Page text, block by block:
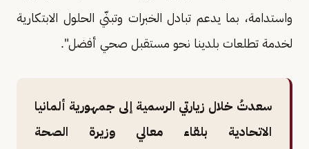
واستدامة، بما يدعم تبادل الخبرات وتبنّي الحلول الابتكارية
لخدمة تطلعات بلدينا نحو مستقبل صحي أفضل".
سعدتُ خلال زيارتي الرسمية إلى جمهورية ألمانيا
الاتحادية بلقاء معالي وزيرة الصحة